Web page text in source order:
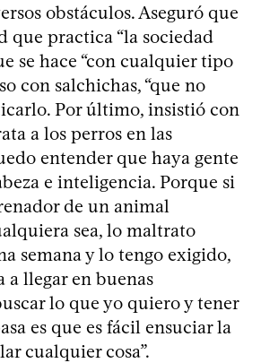
obstáculos. Aseguró que
que practica “la sociedad
se hace “con cualquier tipo
con salchichas, “que no
Por último, insistió con
a los perros en las
entender que haya gente
e inteligencia. Porque si
de un animal
sea, lo maltrato
semana y lo tengo exigido,
a llegar en buenas
lo que yo quiero y tener
es que es fácil ensuciar la
cualquier cosa”.